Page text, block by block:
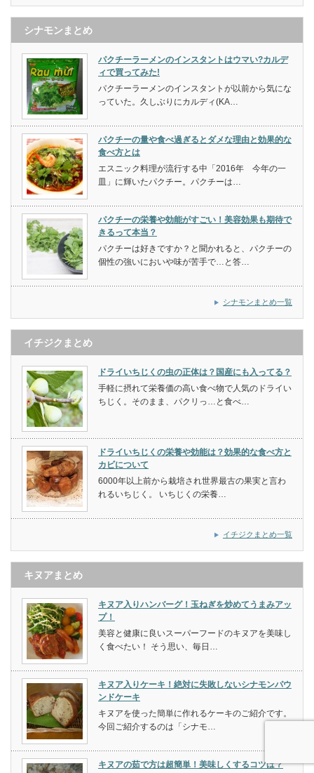
シナモンまとめ
パクチーラーメンのインスタントはウマい?カルデ
ィで買ってみた!
パクチーラーメンのインスタントが以前から気にな
っていた。久しぶりにカルディ(KA…
パクチーの量や食べ過ぎるとダメな理由と効果的な
食べ方とは
エスニック料理が流行する中「2016年 今年の一
皿」に輝いたパクチー。パクチーは…
パクチーの栄養や効能がすごい！美容効果も期待で
きるって本当？
パクチーは好きですか？と聞かれると、パクチーの
個性の強いにおいや味が苦手で…と答…
シナモンまとめ一覧
イチジクまとめ
ドライいちじくの虫の正体は？国産にも入ってる？
手軽に摂れて栄養価の高い食べ物で人気のドライい
ちじく。そのまま、パクリっ…と食べ…
ドライいちじくの栄養や効能は？効果的な食べ方と
カビについて
6000年以上前から栽培され世界最古の果実と言わ
れるいちじく。 いちじくの栄養…
イチジクまとめ一覧
キヌアまとめ
キヌア入りハンバーグ！玉ねぎを炒めてうまみアッ
プ！
美容と健康に良いスーパーフードのキヌアを美味し
く食べたい！ そう思い、毎日…
キヌア入りケーキ！絶対に失敗しないシナモンパウ
ンドケーキ
キヌアを使った簡単に作れるケーキのご紹介です。
今回ご紹介するのは「シナモ…
キヌアの茹で方は超簡単！美味しくするコツは？